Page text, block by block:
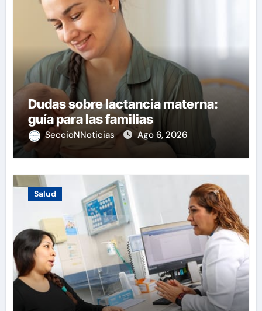
Dudas sobre lactancia materna:
guía para las familias
SeccioNNoticias Ago 6, 2026
Salud